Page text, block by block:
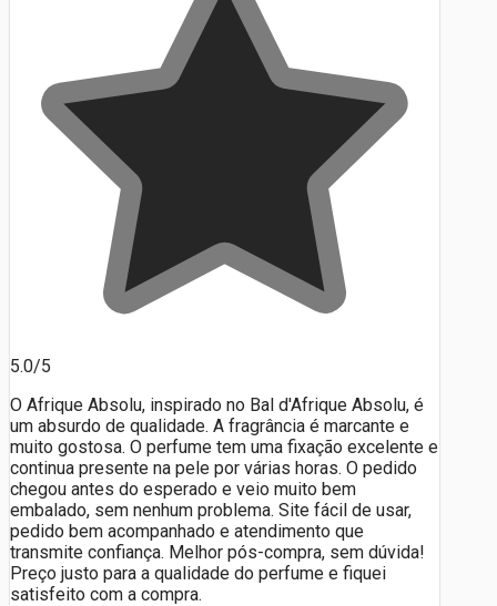
5.0/5
O Afrique Absolu, inspirado no Bal d'Afrique Absolu, é
um absurdo de qualidade. A fragrância é marcante e
muito gostosa. O perfume tem uma fixação excelente e
continua presente na pele por várias horas. O pedido
chegou antes do esperado e veio muito bem
embalado, sem nenhum problema. Site fácil de usar,
pedido bem acompanhado e atendimento que
transmite confiança. Melhor pós-compra, sem dúvida!
Preço justo para a qualidade do perfume e fiquei
satisfeito com a compra.